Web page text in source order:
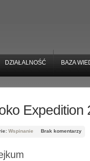
DZIAŁALNOŚĆ BAZA
Expedition
Wspinanie Brak komentarzy